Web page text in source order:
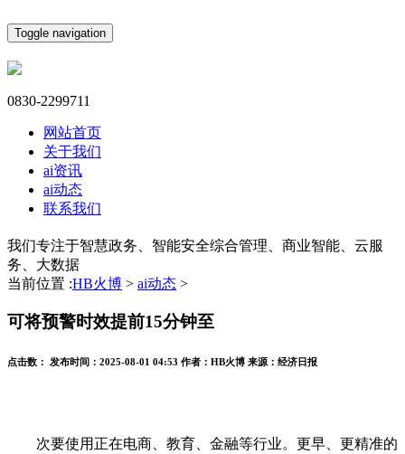
Toggle navigation
0830-2299711
网站首页
关于我们
ai资讯
ai动态
联系我们
我们专注于智慧政务、智能安全综合管理、商业智能、云服
务、大数据
当前位置 :HB火博 > ai动态 >
可将预警时效提前15分钟至
点击数： 发布时间： 2025-08-01 04:53 作者： HB火博 来源： 经济日报
次要使用正在电商、教育、金融等行业。更早、更精准的